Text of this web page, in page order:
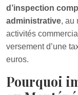
d’inspection
administrative, au
activités
versement d’une
euros.
Pourquoi